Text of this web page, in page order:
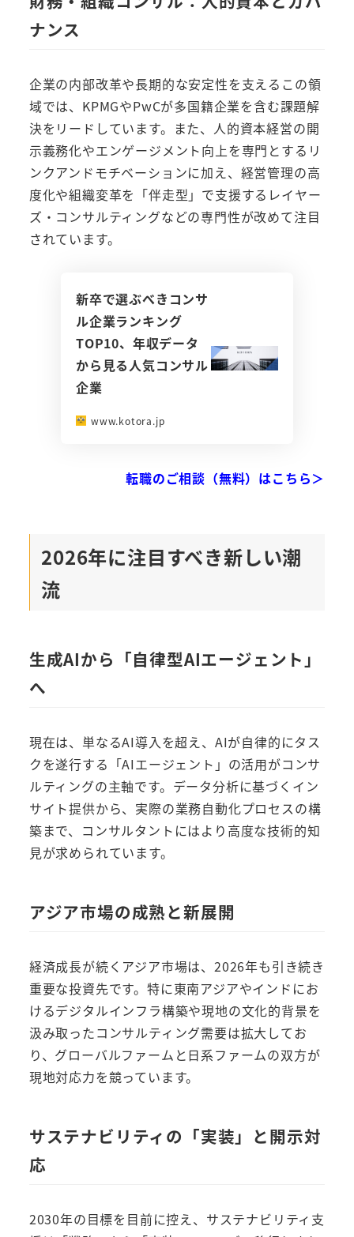
ナンス
企業の内部改革や長期的な安定性を支えるこの領
域では、KPMGやPwCが多国籍企業を含む課題解
決をリードしています。また、人的資本経営の開
示義務化やエンゲージメント向上を専門とするリ
ンクアンドモチベーションに加え、経営管理の高
度化や組織変革を「伴走型」で支援するレイヤー
ズ・コンサルティングなどの専門性が改めて注目
されています。
新卒で選ぶべきコンサ
ル企業ランキング
TOP10、年収データ
から見る人気コンサル
企業
www.kotora.jp
転職のご相談（無料）はこちら＞
2026年に注目すべき新しい潮
流
生成AIから「自律型AIエージェント」
へ
現在は、単なるAI導入を超え、AIが自律的にタス
クを遂行する「AIエージェント」の活用がコンサ
ルティングの主軸です。データ分析に基づくイン
サイト提供から、実際の業務自動化プロセスの構
築まで、コンサルタントにはより高度な技術的知
見が求められています。
アジア市場の成熟と新展開
経済成長が続くアジア市場は、2026年も引き続き
重要な投資先です。特に東南アジアやインドにお
けるデジタルインフラ構築や現地の文化的背景を
汲み取ったコンサルティング需要は拡大してお
り、グローバルファームと日系ファームの双方が
現地対応力を競っています。
サステナビリティの「実装」と開示対
応
2030年の目標を目前に控え、サステナビリティ支